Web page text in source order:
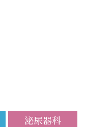
泌尿器科